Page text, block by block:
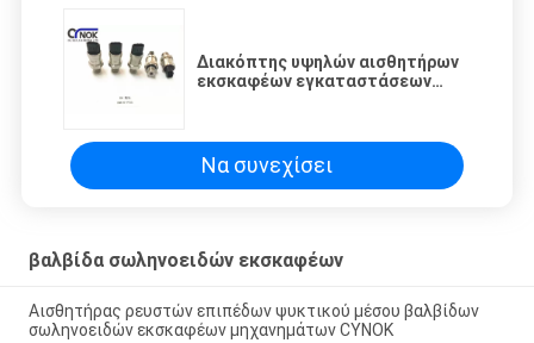
Διακόπτης υψηλών αισθητήρων
εκσκαφέων εγκαταστάσεων
Να συνεχίσει
βαλβίδα σωληνοειδών εκσκαφέων
Αισθητήρας ρευστών επιπέδων ψυκτικού μέσου βαλβίδων
σωληνοειδών εκσκαφέων μηχανημάτων CYNOK